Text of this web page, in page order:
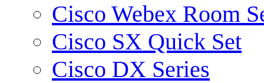
Cisco Webex Room
Cisco SX Quick Set
Cisco DX Series